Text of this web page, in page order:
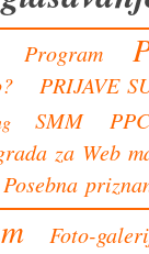
Program
PRIJAVE
SMM
za Web
Posebna
Foto-